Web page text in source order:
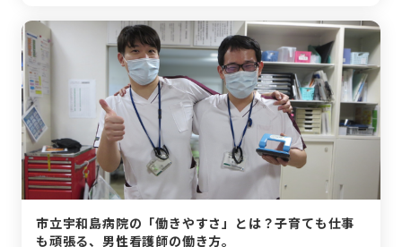
福祉職は「優しい人」が多い？ 支え合う温かい職場環境
飛び込むなら「今」がチャンス。これからのキャリアと未来
の仲間へ
市立宇和島病院の「働きやすさ」とは？子育ても仕事
も頑張る、男性看護師の働き方。